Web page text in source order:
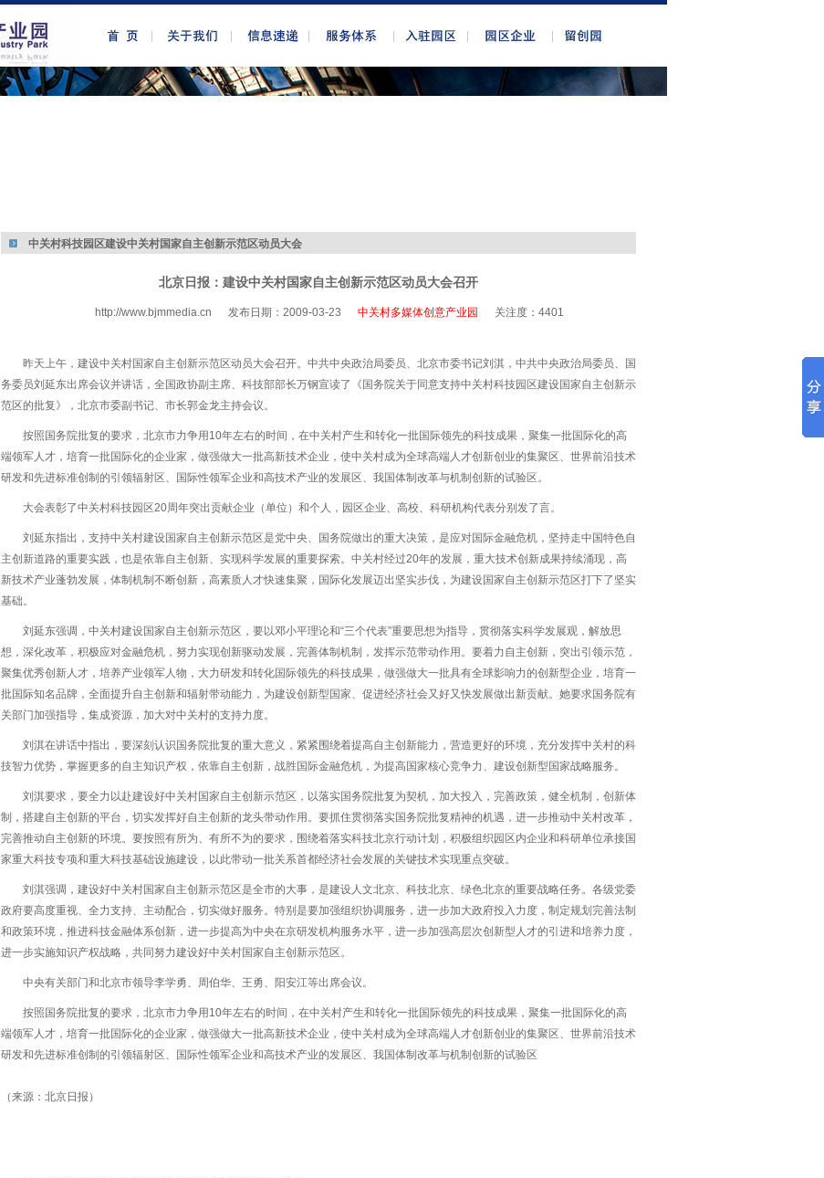
中关村科技园区建设中关村国家自主创新示范区动员大会
北京日报：建设中关村国家自主创新示范区动员大会召开
http://www.bjmmedia.cn 发布日期：2009-03-23 中关村多媒体创意产业园 关注度： 4401
昨天上午，建设中关村国家自主创新示范区动员大会召开。中共中央政治局委员、北京市委书记刘淇，中共中央政治局委员、国
务委员刘延东出席会议并讲话，全国政协副主席、科技部部长万钢宣读了《国务院关于同意支持中关村科技园区建设国家自主创新示
范区的批复》，北京市委副书记、市长郭金龙主持会议。
按照国务院批复的要求，北京市力争用10年左右的时间，在中关村产生和转化一批国际领先的科技成果，聚集一批国际化的高
端领军人才，培育一批国际化的企业家，做强做大一批高新技术企业，使中关村成为全球高端人才创新创业的集聚区、世界前沿技术
研发和先进标准创制的引领辐射区、国际性领军企业和高技术产业的发展区、我国体制改革与机制创新的试验区。
大会表彰了中关村科技园区20周年突出贡献企业（单位）和个人，园区企业、高校、科研机构代表分别发了言。
刘延东指出，支持中关村建设国家自主创新示范区是党中央、国务院做出的重大决策，是应对国际金融危机，坚持走中国特色自
主创新道路的重要实践，也是依靠自主创新、实现科学发展的重要探索。中关村经过20年的发展，重大技术创新成果持续涌现，高
新技术产业蓬勃发展，体制机制不断创新，高素质人才快速集聚，国际化发展迈出坚实步伐，为建设国家自主创新示范区打下了坚实
基础。
刘延东强调，中关村建设国家自主创新示范区，要以邓小平理论和“三个代表”重要思想为指导，贯彻落实科学发展观，解放思
想，深化改革，积极应对金融危机，努力实现创新驱动发展，完善体制机制，发挥示范带动作用。要着力自主创新，突出引领示范，
聚集优秀创新人才，培养产业领军人物，大力研发和转化国际领先的科技成果，做强做大一批具有全球影响力的创新型企业，培育一
批国际知名品牌，全面提升自主创新和辐射带动能力，为建设创新型国家、促进经济社会又好又快发展做出新贡献。她要求国务院有
关部门加强指导，集成资源，加大对中关村的支持力度。
刘淇在讲话中指出，要深刻认识国务院批复的重大意义，紧紧围绕着提高自主创新能力，营造更好的环境，充分发挥中关村的科
技智力优势，掌握更多的自主知识产权，依靠自主创新，战胜国际金融危机，为提高国家核心竞争力、建设创新型国家战略服务。
刘淇要求，要全力以赴建设好中关村国家自主创新示范区，以落实国务院批复为契机，加大投入，完善政策，健全机制，创新体
制，搭建自主创新的平台，切实发挥好自主创新的龙头带动作用。要抓住贯彻落实国务院批复精神的机遇，进一步推动中关村改革，
完善推动自主创新的环境。要按照有所为、有所不为的要求，围绕着落实科技北京行动计划，积极组织园区内企业和科研单位承接国
家重大科技专项和重大科技基础设施建设，以此带动一批关系首都经济社会发展的关键技术实现重点突破。
刘淇强调，建设好中关村国家自主创新示范区是全市的大事，是建设人文北京、科技北京、绿色北京的重要战略任务。各级党委
政府要高度重视、全力支持、主动配合，切实做好服务。特别是要加强组织协调服务，进一步加大政府投入力度，制定规划完善法制
和政策环境，推进科技金融体系创新，进一步提高为中央在京研发机构服务水平，进一步加强高层次创新型人才的引进和培养力度，
进一步实施知识产权战略，共同努力建设好中关村国家自主创新示范区。
中央有关部门和北京市领导李学勇、周伯华、王勇、阳安江等出席会议。
按照国务院批复的要求，北京市力争用10年左右的时间，在中关村产生和转化一批国际领先的科技成果，聚集一批国际化的高
端领军人才，培育一批国际化的企业家，做强做大一批高新技术企业，使中关村成为全球高端人才创新创业的集聚区、世界前沿技术
研发和先进标准创制的引领辐射区、国际性领军企业和高技术产业的发展区、我国体制改革与机制创新的试验区
（来源：北京日报）